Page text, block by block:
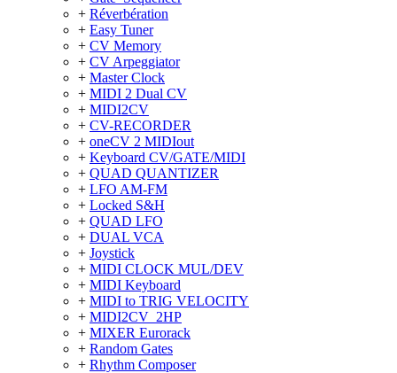
+ Réverbération
+ Easy Tuner
+ CV Memory
+ CV Arpeggiator
+ Master Clock
+ MIDI 2 Dual CV
+ MIDI2CV
+ CV-RECORDER
+ oneCV 2 MIDIout
+ Keyboard CV/GATE/MIDI
+ QUAD QUANTIZER
+ LFO AM-FM
+ Locked S&H
+ QUAD LFO
+ DUAL VCA
+ Joystick
+ MIDI CLOCK MUL/DEV
+ MIDI Keyboard
+ MIDI to TRIG VELOCITY
+ MIDI2CV_2HP
+ MIXER Eurorack
+ Random Gates
+ Rhythm Composer